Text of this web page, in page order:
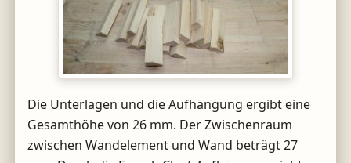
Die Unterlagen und die Aufhängung ergibt eine
Gesamthöhe von 26 mm. Der Zwischenraum
zwischen Wandelement und Wand beträgt 27